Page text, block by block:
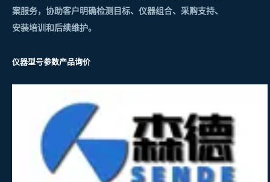
案服务，协助客户明确检测目标、仪器组合、采购支持、
安装培训和后续维护。
仪器型号参数产品询价